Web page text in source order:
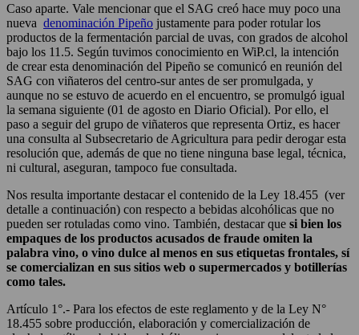
Caso aparte. Vale mencionar que el SAG creó hace muy poco una
nueva denominación Pipeño justamente para poder rotular los
productos de la fermentación parcial de uvas, con grados de alcohol
bajo los 11.5. Según tuvimos conocimiento en WiP.cl, la intención
de crear esta denominación del Pipeño se comunicó en reunión del
SAG con viñateros del centro-sur antes de ser promulgada, y
aunque no se estuvo de acuerdo en el encuentro, se promulgó igual
la semana siguiente (01 de agosto en Diario Oficial). Por ello, el
paso a seguir del grupo de viñateros que representa Ortiz, es hacer
una consulta al Subsecretario de Agricultura para pedir derogar esta
resolución que, además de que no tiene ninguna base legal, técnica,
ni cultural, aseguran, tampoco fue consultada.
Nos resulta importante destacar el contenido de la Ley 18.455 (ver
detalle a continuación) con respecto a bebidas alcohólicas que no
pueden ser rotuladas como vino. También, destacar que si bien los
empaques de los productos acusados de fraude omiten la
palabra vino, o vino dulce al menos en sus etiquetas frontales, sí
se comercializan en sus sitios web o supermercados y botillerías
como tales.
Artículo 1°.- Para los efectos de este reglamento y de la Ley N°
18.455 sobre producción, elaboración y comercialización de